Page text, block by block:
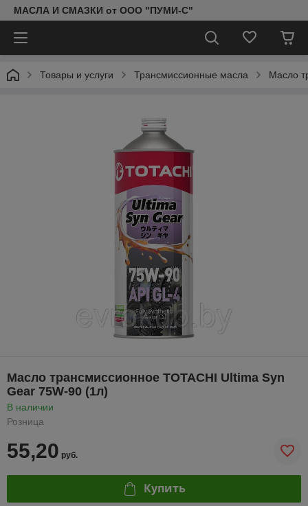
МАСЛА И СМАЗКИ от ООО "ПУМИ-С"
Товары и услуги Трансмиссионные масла Масло
Масло трансмиссионное TOTACHI Ultima Syn
Gear 75W-90 (1л)
В наличии
Розница
55,20 руб.
Купить